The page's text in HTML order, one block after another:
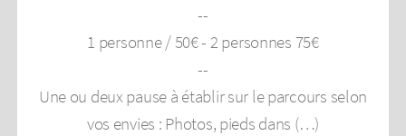
--
1 personne / 50€ - 2 personnes 75€
--
Une ou deux pause à établir sur le parcours selon
vos envies : Photos, pieds dans (…)